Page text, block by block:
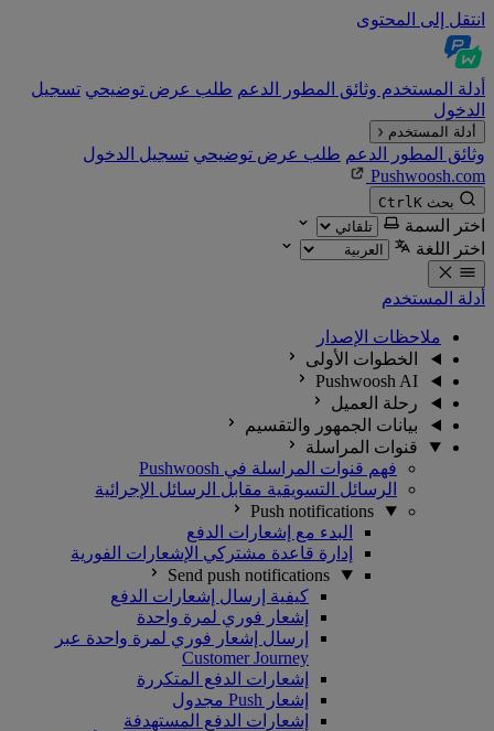
انتقل إلى المحتوى
أدلة المستخدم وثائق المطور الدعم طلب عرض توضيحي تسجيل
الدخول
أدلة المستخدم
وثائق المطور الدعم طلب عرض توضيحي تسجيل الدخول
Pushwoosh.com
بحث CtrlK
اختر السمة
اختر اللغة
أدلة المستخدم
ملاحظات الإصدار
الخطوات الأولى
Pushwoosh AI
رحلة العميل
بيانات الجمهور والتقسيم
قنوات المراسلة
فهم قنوات المراسلة في Pushwoosh
الرسائل التسويقية مقابل الرسائل الإجرائية
Push notifications
البدء مع إشعارات الدفع
إدارة قاعدة مشتركي الإشعارات الفورية
Send push notifications
كيفية إرسال إشعارات الدفع
إشعار فوري لمرة واحدة
إرسال إشعار فوري لمرة واحدة عبر
Customer Journey
إشعارات الدفع المتكررة
إشعار Push مجدول
إشعارات الدفع المستهدفة